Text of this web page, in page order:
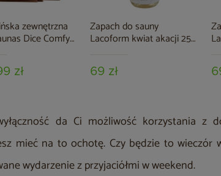
zewnętrzna
Dice Comfy
zł
Zapach do sauny
Lacoform kwiat akacji 250
69 zł
da Ci możliwość korzystania z
mieć na to ochotę. Czy będzie to wieczór
wydarzenie z przyjaciółmi w weekend.